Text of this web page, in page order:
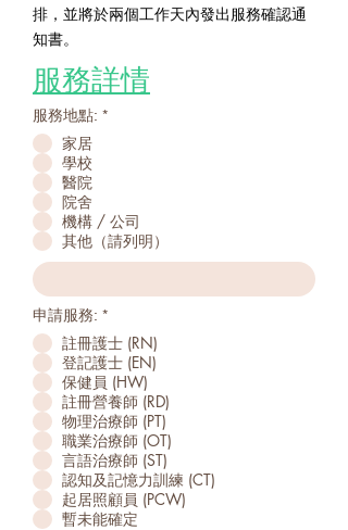
排，並將於兩個工作天內發出服務確認通
知書。
服務詳情
服務地點: *R
d
家居
學校
醫院
院舍
機構 / 公司
其他（請列明）
申請服務: *R
q
u
i
r
e
d
註冊護士 (RN)
登記護士 (EN)
保健員 (HW)
註冊營養師 (RD)
物理治療師 (PT)
職業治療師 (OT)
言語治療師 (ST)
認知及記憶力訓練 (CT)
起居照顧員 (PCW)
暫未能確定